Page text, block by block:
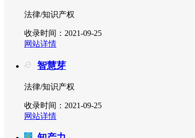
法律/知识产权
收录时间：2021-09-25
网站详情
智慧芽
法律/知识产权
收录时间：2021-09-25
网站详情